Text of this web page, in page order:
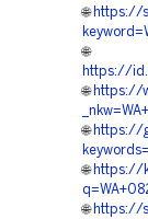
🌐 https://
🌐
https://
🌐 https://
🌐 https://
🌐 https://
🌐 https://